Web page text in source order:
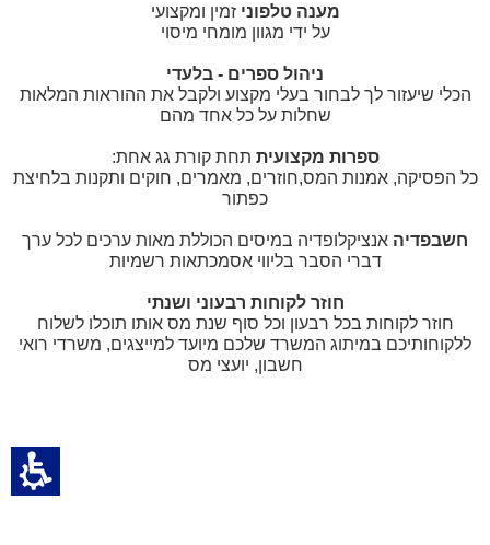
מענה טלפוניזמין ומקצועי
על ידי מגוון מומחי מיסוי
ניהול ספרים - בלעדי
הכלי שיעזור לך לבחור בעלי מקצוע ולקבל את ההוראות המלאות
שחלות על כל אחד מהם
ספרות מקצועית תחת קורת גג אחת:
כל הפסיקה, אמנות המס,חוזרים, מאמרים, חוקים ותקנות בלחיצת
כפתור
חשבפדיה אנציקלופדיה במיסים הכוללת מאות ערכים לכל ערך
דברי הסבר בליווי אסמכתאות רשמיות
חוזר לקוחות רבעוני ושנתי
חוזר לקוחות בכל רבעון וכל סוף שנת מס אותו תוכלו לשלוח
ללקוחותיכם במיתוג המשרד שלכם מיועד למייצגים, משרדי רואי
חשבון, יועצי מס